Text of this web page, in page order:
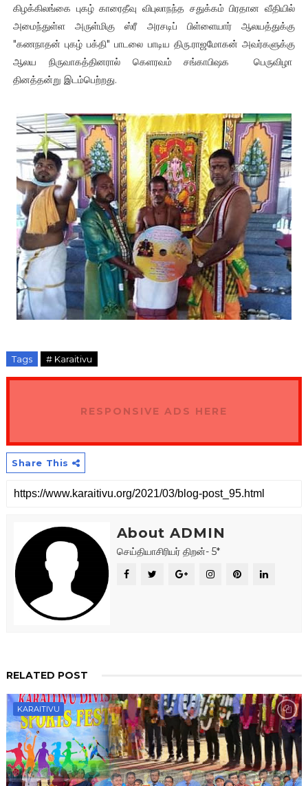
கிழக்கிலங்கை புகழ் காரைதீவு விபுலாநந்த சதுக்கம் பிரதான வீதியில்
அமைந்துள்ள அருள்மிகு ஸ்ரீ அரசடிப் பிள்ளையார் ஆலயத்துக்கு
"கணநாதன் புகழ் பக்தி" பாடலை பாடிய திரு.ராஜமோகன் அவர்களுக்கு
ஆலய நிருவாகத்தினரால் கெளரவம் சங்காபிஷக பெருவிழா
தினத்தன்று இடம்பெற்றது.
Tags # Karaitivu
RESPONSIVE ADS HERE
Share This
About ADMIN
செய்தியாசிரியர் திறன்- 5*
RELATED POST
KARAITIVU